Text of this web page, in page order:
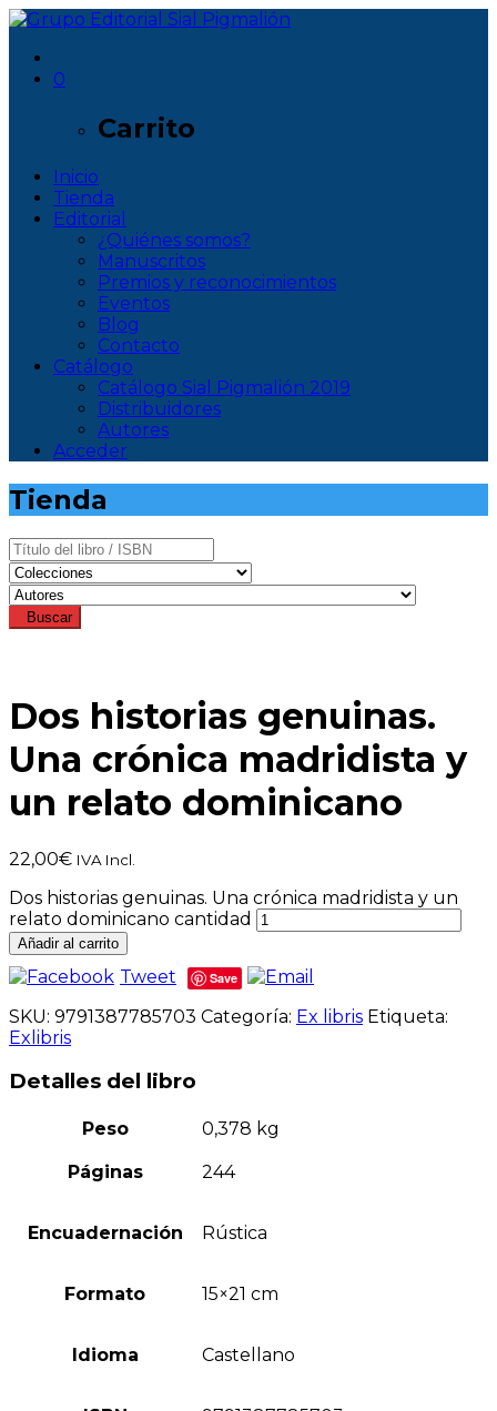
0
Carrito
Inicio
Tienda
Editorial
¿Quiénes somos?
Manuscritos
Premios y reconocimientos
Eventos
Blog
Contacto
Catálogo
Catálogo Sial Pigmalión 2019
Distribuidores
Autores
Acceder
Tienda
Buscar
Dos historias genuinas.
Una crónica madridista y
un relato dominicano
22,00€ IVA Incl.
Dos historias genuinas. Una crónica madridista y un
relato dominicano cantidad
Añadir al carrito
Tweet Save
SKU: 9791387785703 Categoría: Ex libris Etiqueta:
Exlibris
Detalles del libro
Peso 0,378 kg
Páginas 244
Encuadernación Rústica
Formato 15×21 cm
Idioma Castellano